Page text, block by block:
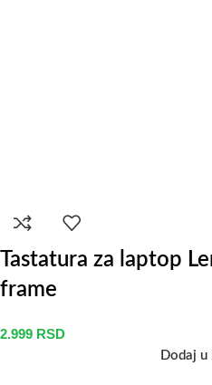
Tastatura za laptop
frame
2.999 RSD
Dodaj u